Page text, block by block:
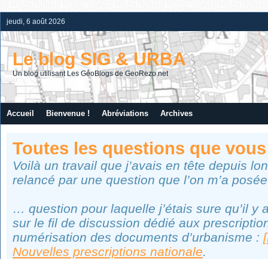
jeudi, 6 août 2026
Le blog SIG & URBA
Un blog utilisant Les GéoBlogs de GeoRezo.net
Accueil Bienvenue ! Abréviations Archives
Toutes les questions que
Voilà un travail que j’avais en tête depuis
relancé par une question que l’on m’a
… question pour laquelle j’étais sure qu’il y
sur le fil de discussion dédié aux
numérisation des documents d’urbanisme :
Nouvelles prescriptions nationale.